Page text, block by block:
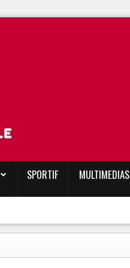
SPORTIF MULTIMEDIAS